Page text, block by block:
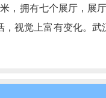
，拥有七个展厅，
视觉上富有变化。